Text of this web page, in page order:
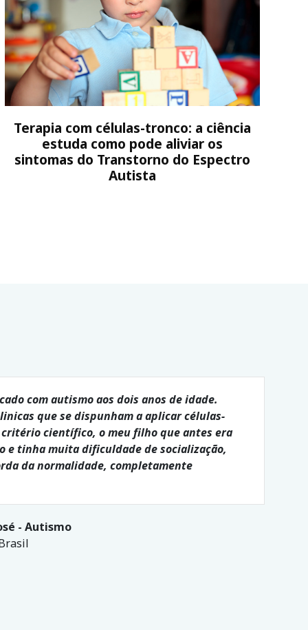
Terapia com células-tronco: a ciência
estuda como pode aliviar os
sintomas do Transtorno do Espectro
Autista
com autismo aos dois anos de idade.
que se dispunham a aplicar células-
científico, o meu filho que antes era
e tinha muita dificuldade de socialização,
da normalidade, completamente
- Autismo